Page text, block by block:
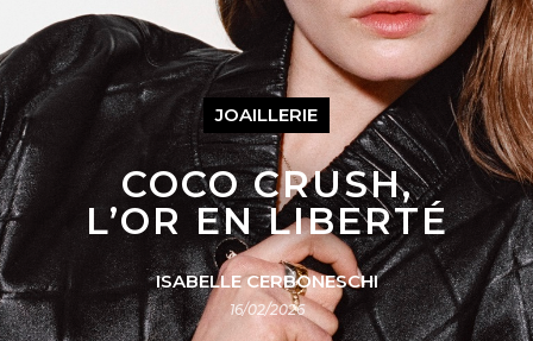
JOAILLERIE
COCO CRUSH,
L’OR EN LIBERTÉ
ISABELLE CERBONESCHI
16/02/2026